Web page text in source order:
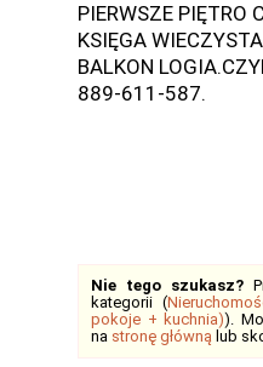
PIERWSZE PIĘTRO
KSIĘGA
BALKON
889-611-587.
Nie tego szukasz?
kategorii (
pokoje + kuchnia)).
na stronę główną lub